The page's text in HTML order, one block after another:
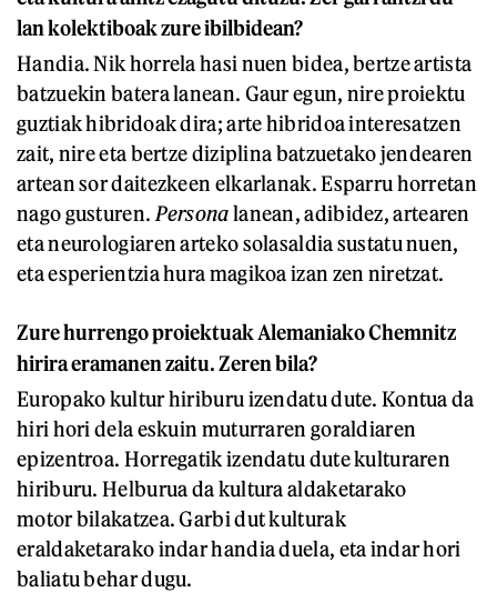
lan kolektiboak zure ibilbidean?
Handia. Nik horrela hasi nuen bidea, bertze artista
batzuekin batera lanean. Gaur egun, nire proiektu
guztiak hibridoak dira; arte hibridoa interesatzen
zait, nire eta bertze diziplina batzuetako jendearen
artean sor daitezkeen elkarlanak. Esparru horretan
nago gusturen. Personalanean, adibidez, artearen
eta neurologiaren arteko solasaldia sustatu nuen,
eta esperientzia hura magikoa izan zen niretzat.
Zure hurrengo proiektuak Alemaniako Chemnitz
hirira eramanen zaitu. Zeren bila?
Europako kultur hiriburu izendatu dute. Kontua da
hiri hori dela eskuin muturraren goraldiaren
epizentroa. Horregatik izendatu dute kulturaren
hiriburu. Helburua da kultura aldaketarako
motor bilakatzea. Garbi dut kulturak
eraldaketarako indar handia duela, eta indar hori
baliatu behar dugu.